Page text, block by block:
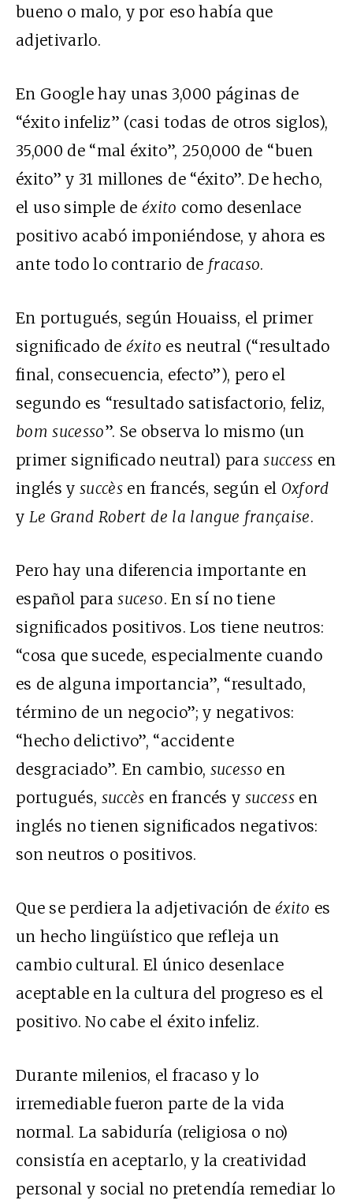
bueno o malo, y por eso había que
adjetivarlo.
En Google hay unas 3,000 páginas de
“éxito infeliz” (casi todas de otros siglos),
35,000 de “mal éxito”, 250,000 de “buen
éxito” y 31 millones de “éxito”. De hecho,
el uso simple de éxito como desenlace
positivo acabó imponiéndose, y ahora es
ante todo lo contrario de fracaso.
En portugués, según Houaiss, el primer
significado deéxito es neutral (“resultado
final, consecuencia, efecto”), pero el
segundo es “resultado satisfactorio, feliz,
bom sucesso”. Se observa lo mismo (un
primer significado neutral) parasuccess en
inglés y succès en francés, según el Oxford
y Le Grand Robert de la langue française.
Pero hay una diferencia importante en
español para suceso. En sí no tiene
significados positivos. Los tiene neutros:
“cosa que sucede, especialmente cuando
es de alguna importancia”, “resultado,
término de un negocio”; y negativos:
“hecho delictivo”, “accidente
desgraciado”. En cambio, sucesso en
portugués, succès en francés y success en
inglés no tienen significados negativos:
son neutros o positivos.
Que se perdiera la adjetivación de éxito es
un hecho lingüístico que refleja un
cambio cultural. El único desenlace
aceptable en la cultura del progreso es el
positivo. No cabe el éxito infeliz.
Durante milenios, el fracaso y lo
irremediable fueron parte de la vida
normal. La sabiduría (religiosa o no)
consistía en aceptarlo, y la creatividad
personal y social no pretendía remediar lo